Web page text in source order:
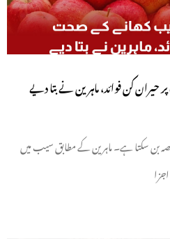
کن فوائد، ماہرین نے بتا دیے
بن سکتا ہے۔ ماہرین کے مطابق سیب میں